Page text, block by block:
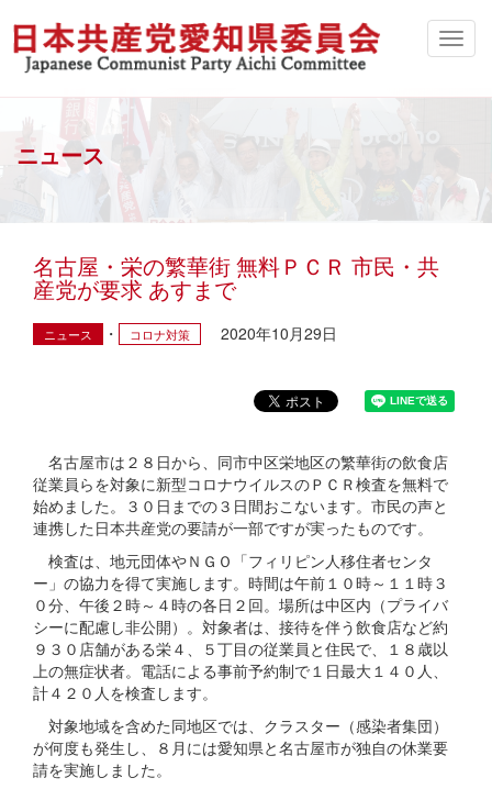
ニュース
名古屋・栄の繁華街 無料ＰＣＲ 市民・共
産党が要求 あすまで
ニュース コロナ対策 2020年10月29日
名古屋市は２８日から、同市中区栄地区の繁華街の飲食店
従業員らを対象に新型コロナウイルスのＰＣＲ検査を無料で
始めました。３０日までの３日間おこないます。市民の声と
連携した日本共産党の要請が一部ですが実ったものです。
検査は、地元団体やＮＧＯ「フィリピン人移住者センタ
ー」の協力を得て実施します。時間は午前１０時～１１時３
０分、午後２時～４時の各日２回。場所は中区内（プライバ
シーに配慮し非公開）。対象者は、接待を伴う飲食店など約
９３０店舗がある栄４、５丁目の従業員と住民で、１８歳以
上の無症状者。電話による事前予約制で１日最大１４０人、
計４２０人を検査します。
対象地域を含めた同地区では、クラスター（感染者集団）
が何度も発生し、８月には愛知県と名古屋市が独自の休業要
請を実施しました。